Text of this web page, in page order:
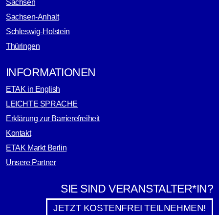
Sachsen
Sachsen-Anhalt
Schleswig-Holstein
Thüringen
INFORMATIONEN
ETAK in English
LEICHTE SPRACHE
Erklärung zur Barrierefreiheit
Kontakt
ETAK Markt Berlin
Unsere Partner
SIE SIND VERANSTALTER*IN?
JETZT KOSTENFREI TEILNEHMEN!